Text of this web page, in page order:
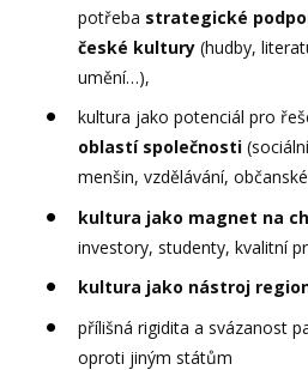
potřeba strategické
české kultury (hudby,
umění…),
kultura jako potenciál pro
oblastí společnosti
menšin, vzdělávání,
kultura jako magnet na
investory, studenty, kvalitní
kultura jako nástroj
přílišná rigidita a svázanost
oproti jiným státům